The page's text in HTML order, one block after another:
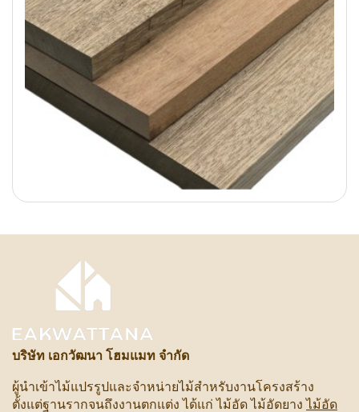
บริษัท เอกวัฒนา โฮมแมท จำกัด
ผู้นำเข้าไม้แปรรูปและจำหน่ายไม้สำหรับงานโครงสร้าง
ตั้งแต่ฐานรากจนถึงงานตกแต่ง ได้แก่ ไม้อัด ไม้อัดยางไม้อัด